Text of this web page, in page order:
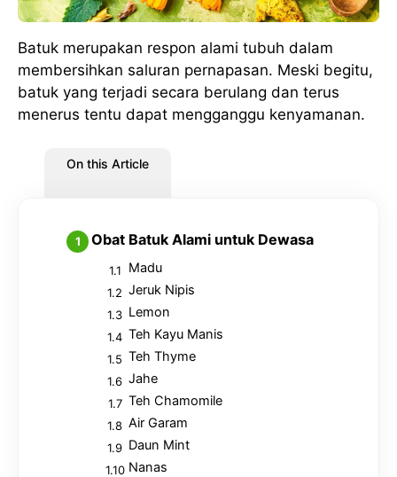
Batuk merupakan respon alami tubuh dalam
membersihkan saluran pernapasan. Meski begitu,
batuk yang terjadi secara berulang dan terus
menerus tentu dapat mengganggu kenyamanan.
On this Article
Obat Batuk Alami untuk Dewasa
Madu
Jeruk Nipis
Lemon
Teh Kayu Manis
Teh Thyme
Jahe
Teh Chamomile
Air Garam
Daun Mint
Nanas